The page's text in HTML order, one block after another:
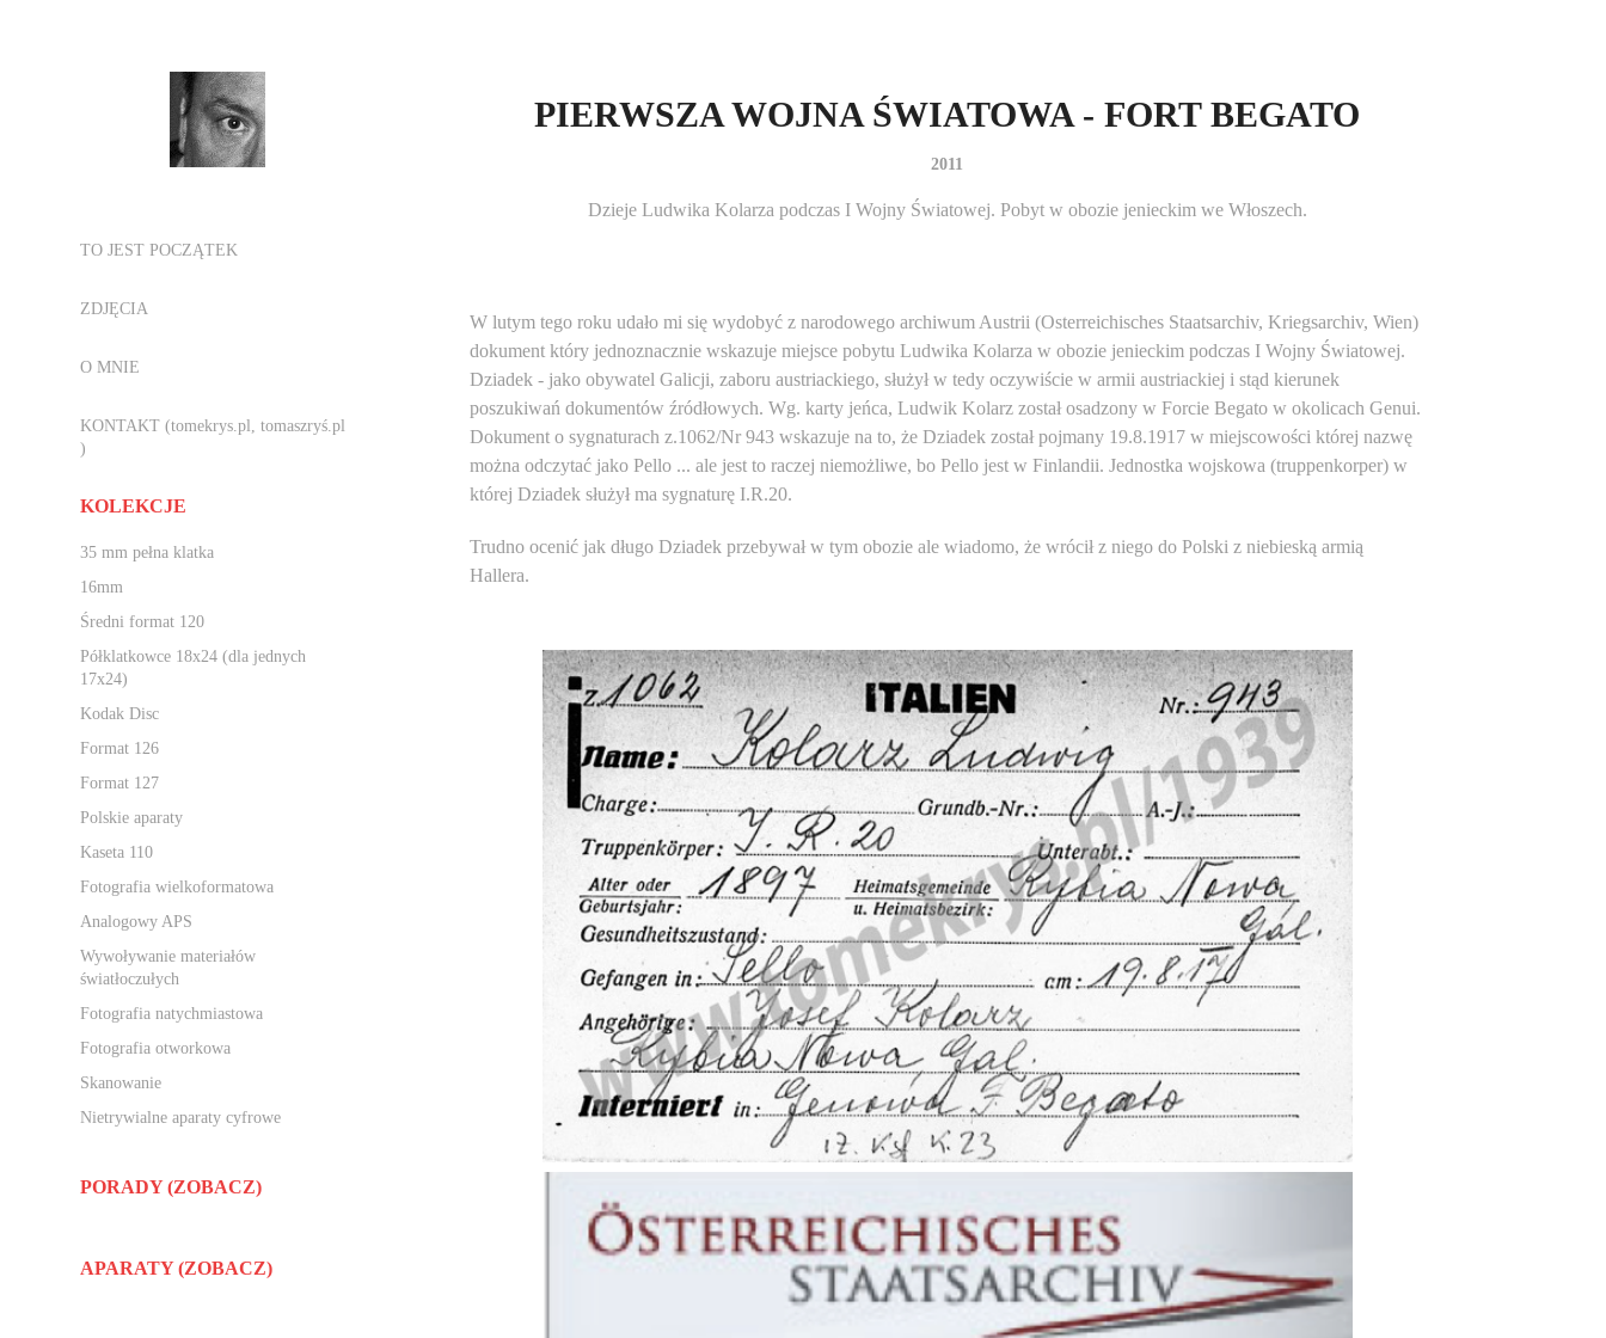
TO JEST POCZĄTEK
ZDJĘCIA
O MNIE
KONTAKT (tomekrys.pl, tomaszryś.pl
)
KOLEKCJE
35 mm pełna klatka
16mm
Średni format 120
Półklatkowce 18x24 (dla jednych
17x24)
Kodak Disc
Format 126
Format 127
Polskie aparaty
Kaseta 110
Fotografia wielkoformatowa
Analogowy APS
Wywoływanie materiałów
światłoczułych
Fotografia natychmiastowa
Fotografia otworkowa
Skanowanie
Nietrywialne aparaty cyfrowe
PORADY (ZOBACZ)
APARATY (ZOBACZ)
PIERWSZA WOJNA ŚWIATOWA - FORT BEGATO
2011
Dzieje Ludwika Kolarza podczas I Wojny Światowej. Pobyt w obozie jenieckim we Włoszech.
W lutym tego roku udało mi się wydobyć z narodowego archiwum Austrii (Osterreichisches Staatsarchiv, Kriegsarchiv, Wien)
dokument który jednoznacznie wskazuje miejsce pobytu Ludwika Kolarza w obozie jenieckim podczas I Wojny Światowej.
Dziadek - jako obywatel Galicji, zaboru austriackiego, służył w tedy oczywiście w armii austriackiej i stąd kierunek
poszukiwań dokumentów źródłowych. Wg. karty jeńca, Ludwik Kolarz został osadzony w Forcie Begato w okolicach Genui.
Dokument o sygnaturach z.1062/Nr 943 wskazuje na to, że Dziadek został pojmany 19.8.1917 w miejscowości której nazwę
można odczytać jako Pello ... ale jest to raczej niemożliwe, bo Pello jest w Finlandii. Jednostka wojskowa (truppenkorper) w
której Dziadek służył ma sygnaturę I.R.20.
Trudno ocenić jak długo Dziadek przebywał w tym obozie ale wiadomo, że wrócił z niego do Polski z niebieską armią
Hallera.